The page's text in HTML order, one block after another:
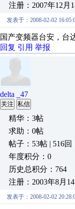
注册：2007年12月
发表于：2008-02-02
国产变频器台安，台
回复 引用 举报
delta _47
关注 私信
精华：3帖
求助：0帖
帖子：53帖 | 516回
年度积分：0
历史总积分：764
注册：2003年8月14
发表于：2008-02-02